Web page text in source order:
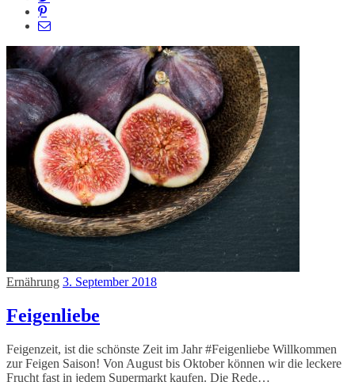
Ernährung 3. September 2018
Feigenliebe
Feigenzeit, ist die schönste Zeit im Jahr #Feigenliebe Willkommen
zur Feigen Saison! Von August bis Oktober können wir die leckere
Frucht fast in jedem Supermarkt kaufen. Die Rede…